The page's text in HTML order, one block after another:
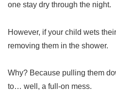
one stay dry through the night.
However, if your child wets
removing them in the shower.
Why? Because pulling them
to… well, a full-on mess.